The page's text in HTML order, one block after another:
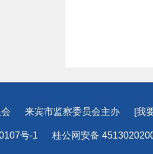
来宾市监察委员会主办 [我
号-1 桂公网安备